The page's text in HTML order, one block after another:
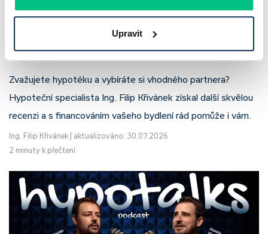
Upravit
Recenze - hypoteční specialista: Ing.
Filip Křivánek, klient: Tomáš B.
Zvažujete hypotéku a vybíráte si vhodného partnera?
Hypoteční specialista Ing. Filip Křivánek získal další skvělou
recenzi a s financováním vašeho bydlení rád pomůže i vám.
Ing. Filip Křivánek
aktualizováno: 30.07.2026
2 minuty k přečtení